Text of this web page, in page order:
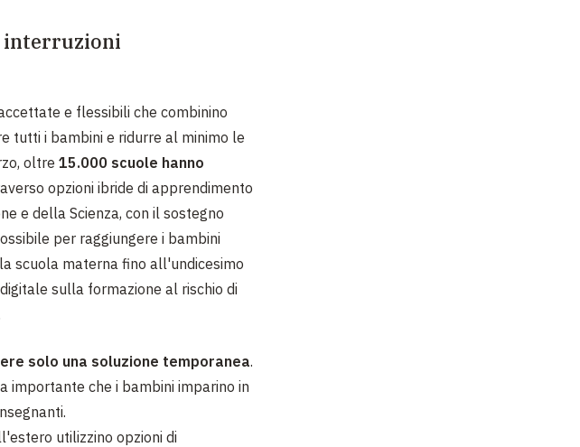
interruzioni
e flessibili che combinino
tutti i bambini e ridurre al minimo le
oltre 15.000 scuole hanno
opzioni ibride di apprendimento
e della Scienza, con il sostegno
per raggiungere i bambini
scuola materna fino all'undicesimo
sulla formazione al rischio di
solo una soluzione temporanea.
importante che i bambini imparino in
utilizzino opzioni di